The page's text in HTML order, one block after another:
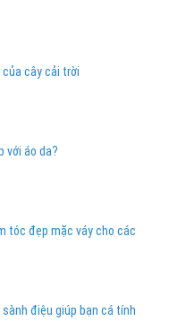
của cây cải trời
với áo da?
tóc đẹp mặc váy cho các
điệu giúp bạn cá tính